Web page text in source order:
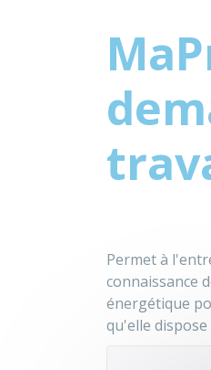
Permet à
connaissance
énergétique
qu'elle